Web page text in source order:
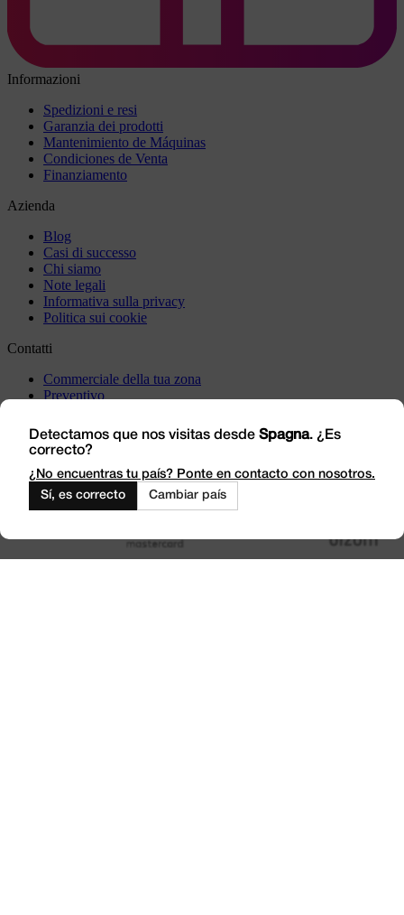
Informazioni
Spedizioni e resi
Garanzia dei prodotti
Mantenimiento de Máquinas
Condiciones de Venta
Finanziamento
Azienda
Blog
Casi di successo
Chi siamo
Note legali
Informativa sulla privacy
Politica sui cookie
Contatti
Commerciale della tua zona
Preventivo
Vieni a trovarci
Lavora con noi
Outlet
Detectamos que nos visitas desde Spagna. ¿Es
correcto?
¿No encuentras tu país? Ponte en contacto con nosotros.
Sí, es correcto
Cambiar país